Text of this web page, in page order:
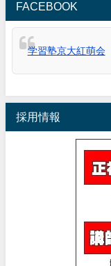
FACEBOOK
学習塾京大紅萌会
採用情報